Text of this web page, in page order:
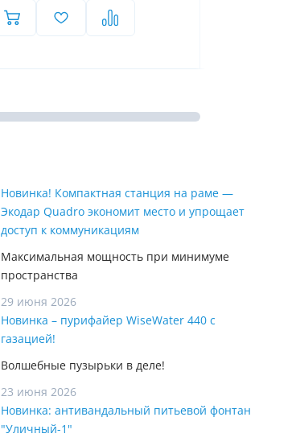
Новинка! Компактная станция на раме —
Экодар Quadro экономит место и упрощает
доступ к коммуникациям
Максимальная мощность при минимуме
пространства
29 июня 2026
Новинка – пурифайер WiseWater 440 с
газацией!
Волшебные пузырьки в деле!
23 июня 2026
Новинка: антивандальный питьевой фонтан
"Уличный-1"